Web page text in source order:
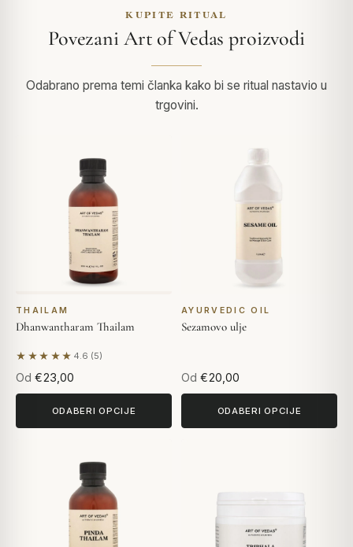
KUPITE RITUAL
Povezani Art of Vedas proizvodi
Odabrano prema temi članka kako bi se ritual nastavio u
trgovini.
THAILAM
Dhanwantharam Thailam
★★★★★ 4.6 (5)
Na temelju 5 recenzija
Od €23,00
ODABERI OPCIJE
AYURVEDIC OIL
Sezamovo ulje
Od €20,00
ODABERI OPCIJE